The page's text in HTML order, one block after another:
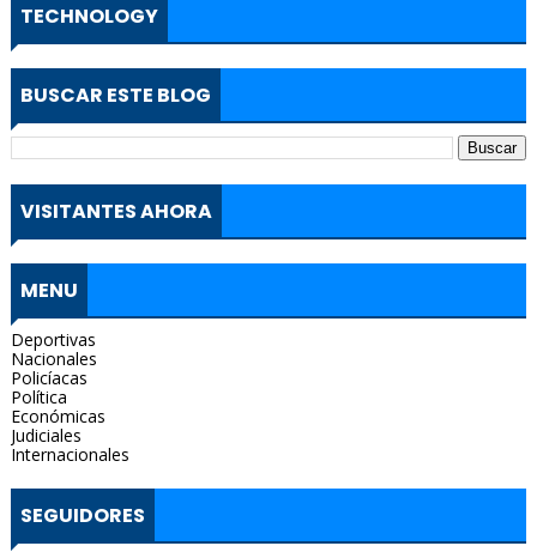
TECHNOLOGY
BUSCAR ESTE BLOG
VISITANTES AHORA
MENU
Deportivas
Nacionales
Policíacas
Política
Económicas
Judiciales
Internacionales
SEGUIDORES